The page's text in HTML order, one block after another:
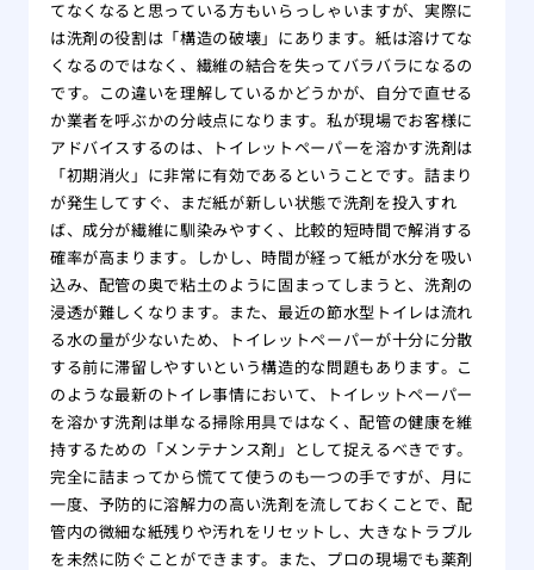
てなくなると思っている方もいらっしゃいますが、実際に
は洗剤の役割は「構造の破壊」にあります。紙は溶けてな
くなるのではなく、繊維の結合を失ってバラバラになるの
です。この違いを理解しているかどうかが、自分で直せる
か業者を呼ぶかの分岐点になります。私が現場でお客様に
アドバイスするのは、トイレットペーパーを溶かす洗剤は
「初期消火」に非常に有効であるということです。詰まり
が発生してすぐ、まだ紙が新しい状態で洗剤を投入すれ
ば、成分が繊維に馴染みやすく、比較的短時間で解消する
確率が高まります。しかし、時間が経って紙が水分を吸い
込み、配管の奥で粘土のように固まってしまうと、洗剤の
浸透が難しくなります。また、最近の節水型トイレは流れ
る水の量が少ないため、トイレットペーパーが十分に分散
する前に滞留しやすいという構造的な問題もあります。こ
のような最新のトイレ事情において、トイレットペーパー
を溶かす洗剤は単なる掃除用具ではなく、配管の健康を維
持するための「メンテナンス剤」として捉えるべきです。
完全に詰まってから慌てて使うのも一つの手ですが、月に
一度、予防的に溶解力の高い洗剤を流しておくことで、配
管内の微細な紙残りや汚れをリセットし、大きなトラブル
を未然に防ぐことができます。また、プロの現場でも薬剤